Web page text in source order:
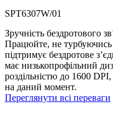
SPT6307W/01
Зручність бездротового
Працюйте, не турбуючись
підтримує бездротове
має низькопрофільний
роздільністю до 1600
на даний момент.
Переглянути всі переваги